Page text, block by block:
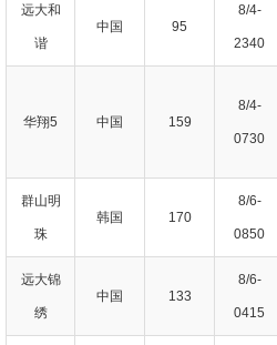
远大和
谐
中国 95
8/4-
2340
华翔5 中国 159
8/4-
0730
群山明
珠
韩国 170
8/6-
0850
远大锦
绣
中国 133
8/6-
0415